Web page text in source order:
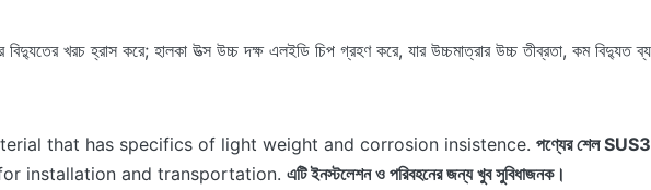
বিদ্যুতের খরচ হ্রাস করে; হালকা উত্স উচ্চ দক্ষ এলইডি চিপ গ্রহণ করে, যার উচ্চমাত্রার উচ্চ তীব্রতা, কম বিদ্যুত
that has specifics of light weight and corrosion insistence. পণ্যের শেল
installation and transportation. এটি ইনস্টলেশন ও পরিবহনের জন্য খুব সুবিধাজনক।